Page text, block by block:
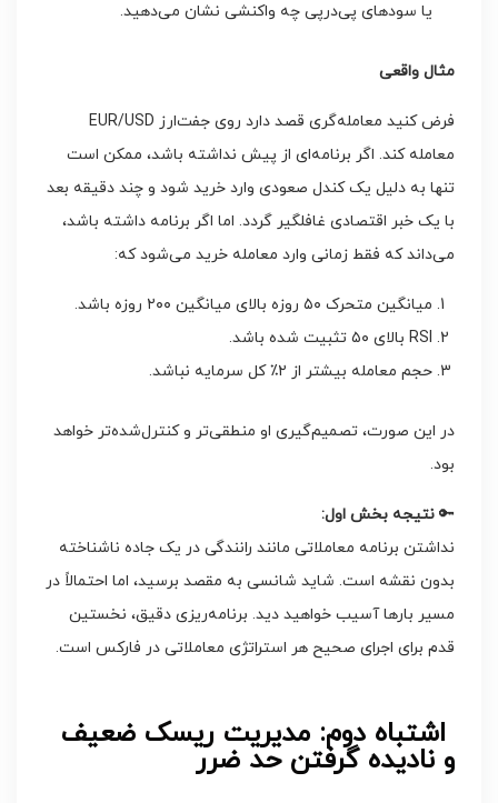
یا سودهای پی‌درپی چه واکنشی نشان می‌دهید.
مثال واقعی
فرض کنید معامله‌گری قصد دارد روی جفت‌ارز EUR/USD
معامله کند. اگر برنامه‌ای از پیش نداشته باشد، ممکن است
تنها به دلیل یک کندل صعودی وارد خرید شود و چند دقیقه بعد
با یک خبر اقتصادی غافلگیر گردد. اما اگر برنامه داشته باشد،
می‌داند که فقط زمانی وارد معامله خرید می‌شود که:
میانگین متحرک ۵۰ روزه بالای میانگین ۲۰۰ روزه باشد.
RSI بالای ۵۰ تثبیت شده باشد.
حجم معامله بیشتر از ۲٪ کل سرمایه نباشد.
در این صورت، تصمیم‌گیری او منطقی‌تر و کنترل‌شده‌تر خواهد
بود.
🔑 نتیجه بخش اول:
نداشتن برنامه معاملاتی مانند رانندگی در یک جاده ناشناخته
بدون نقشه است. شاید شانسی به مقصد برسید، اما احتمالاً در
مسیر بارها آسیب خواهید دید. برنامه‌ریزی دقیق، نخستین
قدم برای اجرای صحیح هر استراتژی معاملاتی در فارکس است.
اشتباه دوم: مدیریت ریسک ضعیف
و نادیده گرفتن حد ضرر